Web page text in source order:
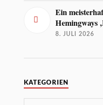
Ein
Hemingways
8. JULI 2026
KATEGORIEN